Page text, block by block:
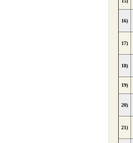
16)
17)
18)
19)
20)
21)